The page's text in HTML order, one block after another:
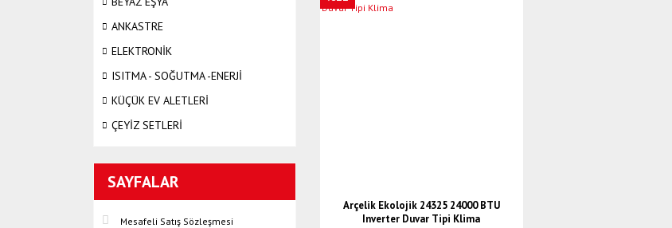
ANKASTRE
ELEKTRONİK
ISITMA - SOĞUTMA -ENERJİ
KÜÇÜK EV ALETLERİ
ÇEYİZ SETLERİ
SAYFALAR
Mesafeli Satış Sözleşmesi
Arçelik Ekolojik 24325 24000 BTU
Inverter Duvar Tipi Klima